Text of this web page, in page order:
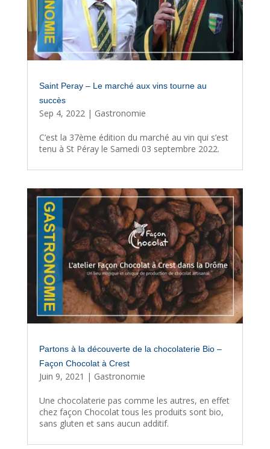
Saint Peray – Le marché aux vins tourne au
succès
Sep 4, 2022 | Gastronomie
C’est la 37ème édition du marché au vin qui s’est
tenu à St Péray le Samedi 03 septembre 2022.
Partons à la découverte de la chocolaterie Bio –
Façon Chocolat à Crest
Juin 9, 2021 | Gastronomie
Une chocolaterie pas comme les autres, en effet
chez façon Chocolat tous les produits sont bio,
sans gluten et sans aucun additif.